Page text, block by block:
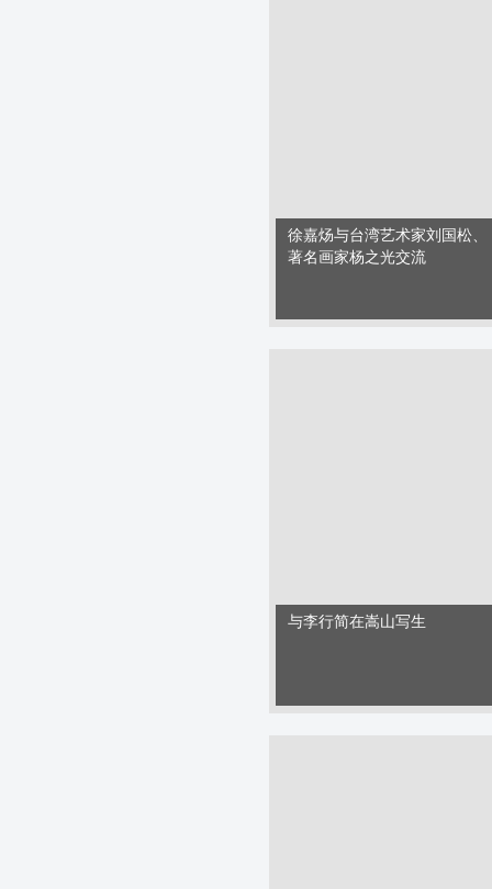
徐嘉炀与台湾艺术家刘国松、
著名画家杨之光交流
与李行简在嵩山写生